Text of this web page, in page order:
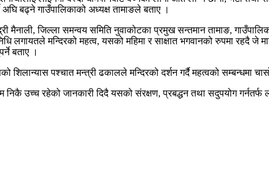
बढ्ने गाउँपालिकाको अध्यक्ष तामाङले बताए ।
जिल्ला समन्वय समिति नुवाकोटका प्रमुख सन्तमान तामाङ,
मन्दिरको महत्व, यसको महिमा र साक्षात भगवानको रुपमा रहदै जे
बताए ।
शिलान्यास पश्चात मन्त्री ढकालले मन्दिरको दर्शन गर्दै महत्वको सम्बन्धमा
उच्च रहेको जानकारी दिदै यसको संरक्षण, प्रबद्धन तथा सदुपयोग गर्नतर्फ